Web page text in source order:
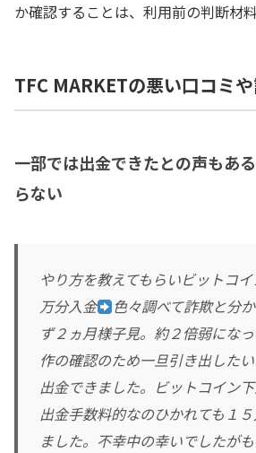
か確認することは、利用前の判断材料
TFC MARKETの悪い口コミ
一部では出金できたとの声もあ
らない
やり方を教えてもらいビットコ
万分入金
色々調べて詐欺と分
ず２ヵ月様子見。約２倍弱にな
作の確認のため一旦引き出した
出金できました。ビットコイン
出金手数料的なのひかれても１
ました。不幸中の幸いでしたが